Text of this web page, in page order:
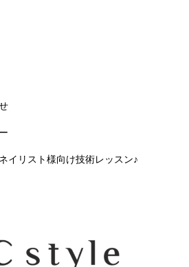
イリスト様向け技術レッスン♪